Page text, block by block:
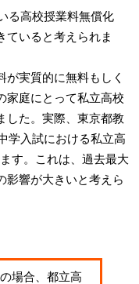
る高校授業料無償化
ていると考えられま
が実質的に無料もしく
家庭にとって私立高校
した。実際、東京都教
学入試における私立高
す。これは、過去最大
影響が大きいと考えら
場合、都立高